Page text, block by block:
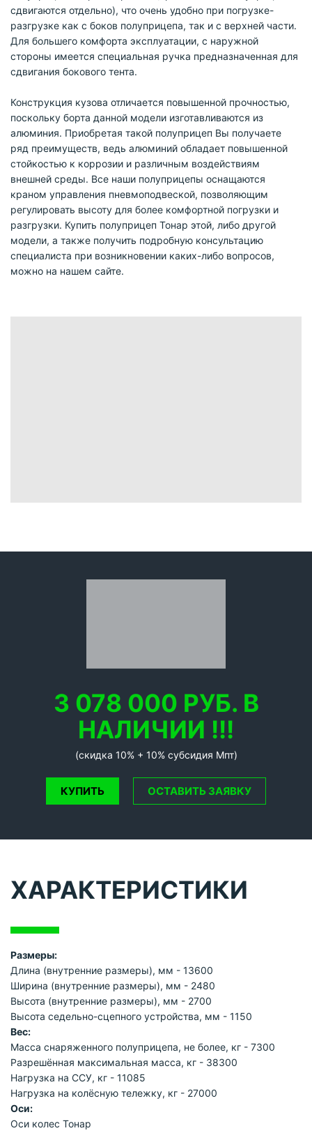
сдвигаются отдельно), что очень удобно при погрузке-
разгрузке как с боков полуприцепа, так и с верхней части.
Для большего комфорта эксплуатации, с наружной
стороны имеется специальная ручка предназначенная для
сдвигания бокового тента.
Конструкция кузова отличается повышенной прочностью,
поскольку борта данной модели изготавливаются из
алюминия. Приобретая такой полуприцеп Вы получаете
ряд преимуществ, ведь алюминий обладает повышенной
стойкостью к коррозии и различным воздействиям
внешней среды. Все наши полуприцепы оснащаются
краном управления пневмоподвеской, позволяющим
регулировать высоту для более комфортной погрузки и
разгрузки. Купить полуприцеп Тонар этой, либо другой
модели, а также получить подробную консультацию
специалиста при возникновении каких-либо вопросов,
можно на нашем сайте.
3 078 000 РУБ. В
НАЛИЧИИ !!!
(скидка 10% + 10% субсидия Мпт)
КУПИТЬ ОСТАВИТЬ ЗАЯВКУ
ХАРАКТЕРИСТИКИ
Размеры:
Длина (внутренние размеры), мм - 13600
Ширина (внутренние размеры), мм - 2480
Высота (внутренние размеры), мм - 2700
Высота седельно-сцепного устройства, мм - 1150
Вес:
Масса снаряженного полуприцепа, не более, кг - 7300
Разрешённая максимальная масса, кг - 38300
Нагрузка на ССУ, кг - 11085
Нагрузка на колёсную тележку, кг - 27000
Оси:
Оси колес Тонар